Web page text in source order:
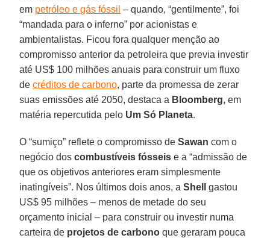
em petróleo e gás fóssil – quando, “gentilmente”, foi
“mandada para o inferno” por acionistas e
ambientalistas. Ficou fora qualquer menção ao
compromisso anterior da petroleira que previa investir
até US$ 100 milhões anuais para construir um fluxo
decréditos de carbono, parte da promessa de zerar
suas emissões até 2050, destaca a Bloomberg, em
matéria repercutida pelo Um Só Planeta.
O “sumiço” reflete o compromisso deSawan com o
negócio dos combustíveis fósseis e a “admissão de
que os objetivos anteriores eram simplesmente
inatingíveis”. Nos últimos dois anos, aShell
gastou
US$ 95 milhões – menos de metade do seu
orçamento inicial – para construir ou investir numa
carteira de projetos de carbono que geraram pouca